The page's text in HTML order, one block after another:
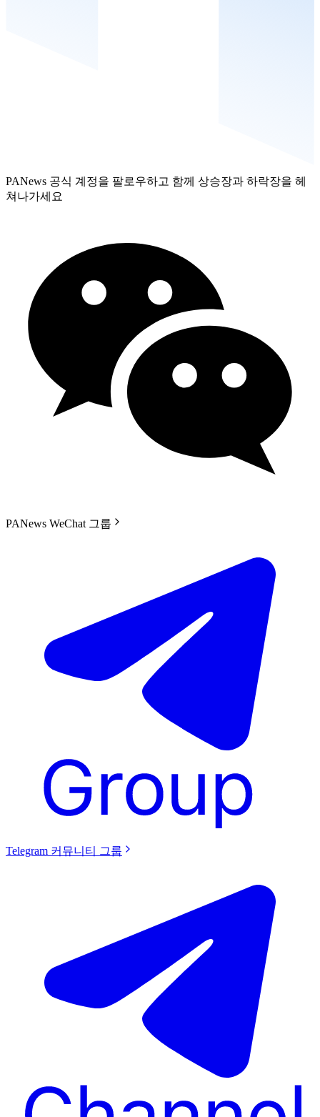
PANews 공식 계정을 팔로우하고 함께 상승장과 하락장을 헤
쳐나가세요
PANews WeChat 그룹
Telegram 커뮤니티 그룹